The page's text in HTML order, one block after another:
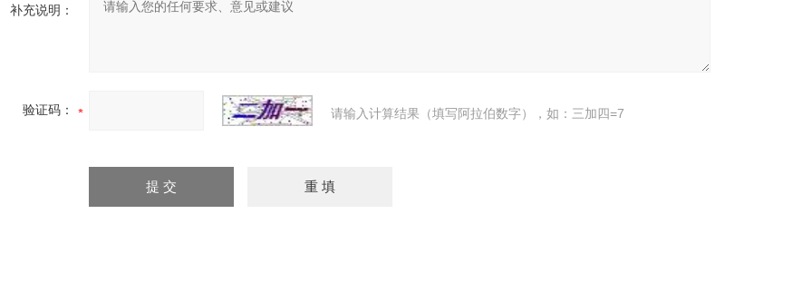
补充说明：
验证码： 请输入计算结果（填写阿拉伯数字），如：三加四=7